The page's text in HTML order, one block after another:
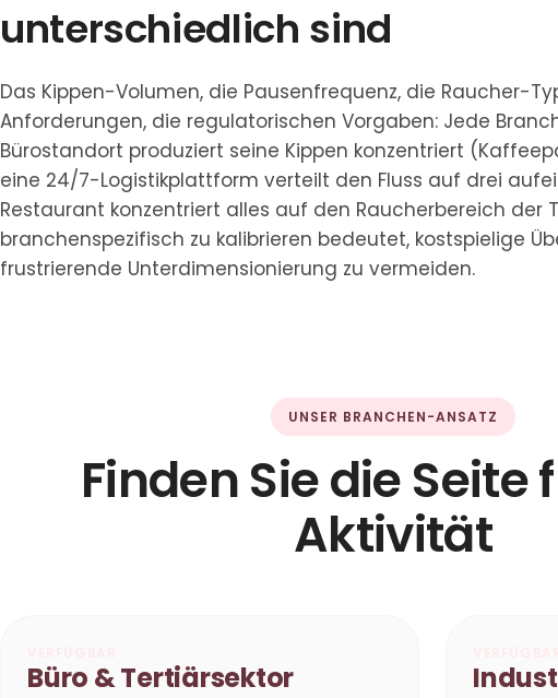
unterschiedlich sind
Das Kippen-Volumen, die Pausenfrequenz, die Raucher-
Anforderungen, die regulatorischen Vorgaben: Jede
Bürostandort produziert seine Kippen konzentriert
eine 24/7-Logistikplattform verteilt den Fluss auf drei
Restaurant konzentriert alles auf den Raucherbereich der
branchenspezifisch zu kalibrieren bedeutet, kostspielige
frustrierende Unterdimensionierung zu vermeiden.
UNSER BRANCHEN-ANSATZ
Finden Sie die Seite
Aktivität
Büro & Tertiärsektor